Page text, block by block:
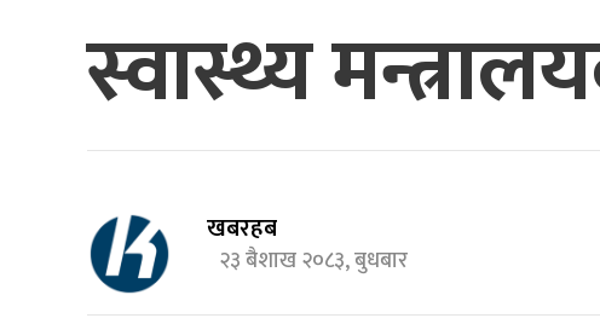
स्वास्थ्य
खबरहब
२३ बैशाख २०८३, बुधबार